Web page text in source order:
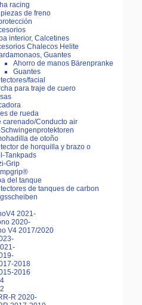
racing
de freno
interior, Calcetines
Chalecos Helite
Guantes
Ahorro de manos Bärenpranke
Guantes
facial
para traje de cuero
de rueda
carenado/Conducto air
de otoño
de horquilla y brazo o
Tankpads
Grip
del tanque
de tanques de carbon
2021-
2020-
V4 2017/2020
2018
2016
R 2020-